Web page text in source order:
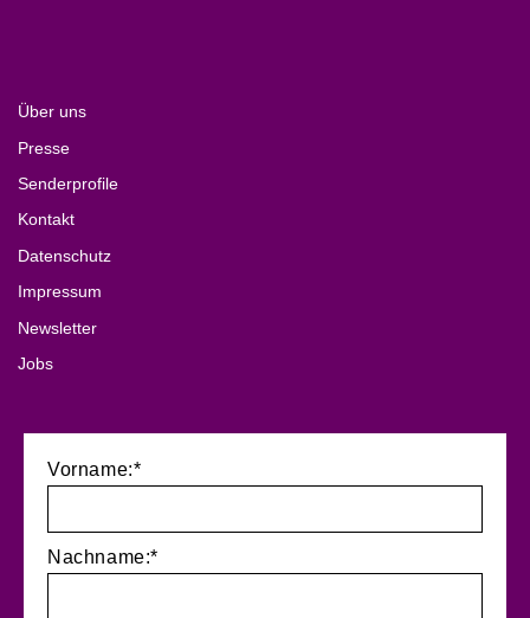
Über uns
Presse
Senderprofile
Kontakt
Datenschutz
Impressum
Newsletter
Jobs
Vorname:*
Nachname:*